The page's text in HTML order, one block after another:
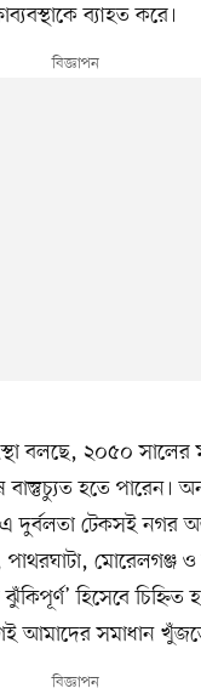
ব্যাহত করে।
বলছে, ২০৫০ সালের
হতে পারেন।
টেকসই নগর
পাথরঘাটা, মোরেলগঞ্জ
হিসেবে চিহ্নিত
আমাদের সমাধান